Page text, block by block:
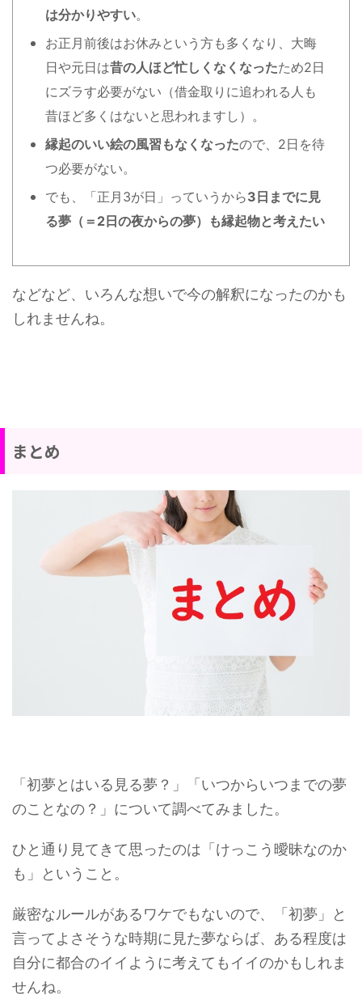
は分かりやすい。
お正月前後はお休みという方も多くなり、大晦
日や元日は昔の人ほど忙しくなくなったため2日
にズラす必要がない（借金取りに追われる人も
昔ほど多くはないと思われますし）。
縁起のいい絵の風習もなくなったので、2日を待
つ必要がない。
でも、「正月3が日」っていうから3日までに見
る夢（＝2日の夜からの夢）も縁起物と考えたい
などなど、いろんな想いで今の解釈になったのかも
しれませんね。
まとめ
「初夢とはいる見る夢？」「いつからいつまでの夢
のことなの？」について調べてみました。
ひと通り見てきて思ったのは「けっこう曖昧なのか
も」ということ。
厳密なルールがあるワケでもないので、「初夢」と
言ってよさそうな時期に見た夢ならば、ある程度は
自分に都合のイイように考えてもイイのかもしれま
せんね。